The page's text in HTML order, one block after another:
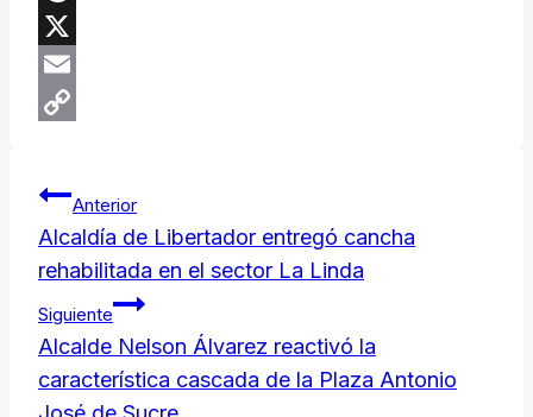
Threads
X
Email
Navegación
de
entradas
Anterior
Alcaldía de Libertador entregó cancha
rehabilitada en el sector La Linda
Siguiente
Alcalde Nelson Álvarez reactivó la
característica cascada de la Plaza Antonio